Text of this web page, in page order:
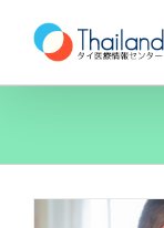
content